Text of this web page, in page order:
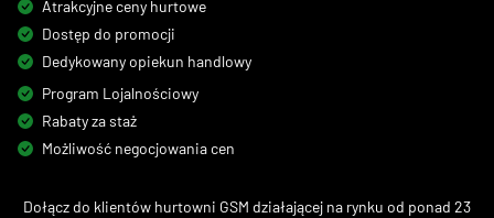
Atrakcyjne ceny hurtowe
Dostęp do promocji
Dedykowany opiekun handlowy
Program Lojalnościowy
Rabaty za staż
Możliwość negocjowania cen
Dołącz do klientów hurtowni GSM działającej na rynku od ponad 23